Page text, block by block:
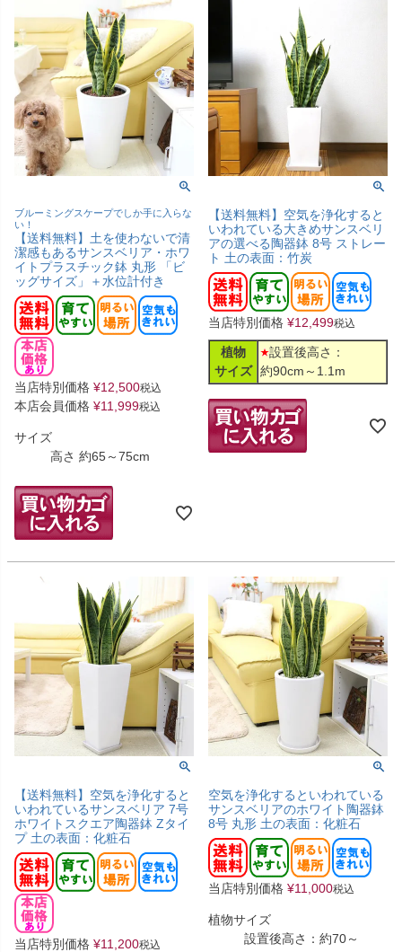
ブルーミングスケープでしか手に入らな
い！
【送料無料】土を使わないで清
潔感もあるサンスベリア・ホワ
イトプラスチック鉢 丸形 「ビ
ッグサイズ」＋水位計付き
当店特別価格 ¥12,500税込
本店会員価格 ¥11,999税込
サイズ
高さ 約65～75cm
【送料無料】空気を浄化すると
いわれている大きめサンスベリ
アの選べる陶器鉢 8号 ストレー
ト 土の表面：竹炭
当店特別価格 ¥12,499税込
植物
サイズ
設置後高さ：
約90cm～1.1m
【送料無料】空気を浄化すると
いわれているサンスベリア 7号
ホワイトスクエア陶器鉢 Zタイ
プ 土の表面：化粧石
当店特別価格 ¥11,200税込
空気を浄化するといわれている
サンスベリアのホワイト陶器鉢
8号 丸形 土の表面：化粧石
当店特別価格 ¥11,000税込
植物サイズ
設置後高さ：約70～